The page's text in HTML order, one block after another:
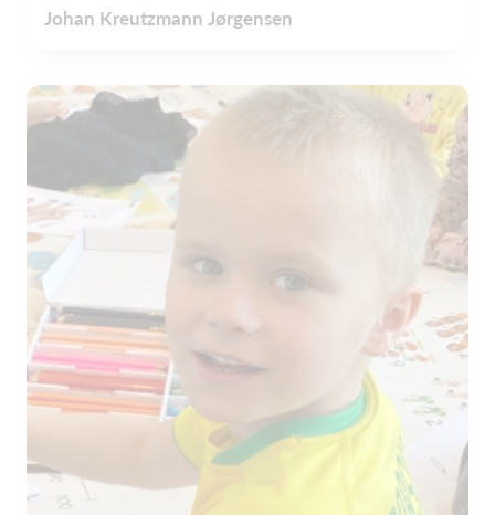
Johan Kreutzmann Jørgensen